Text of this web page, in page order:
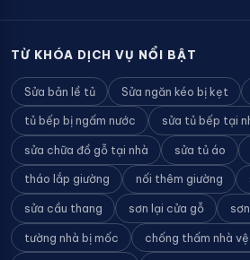
TỪ KHÓA DỊCH VỤ NỔI BẬT
Sửa bản lề tủ Sửa ngăn kéo bị kẹt
tủ bếp bị ngấm nước sửa tủ bếp tại
sửa chữa đồ gỗ tại nhà sửa tủ áo
tháo lắp giường nối thêm giường
sửa cầu thang sơn lại cửa gỗ
tường nhà bị mốc chống thấm nhà vệ